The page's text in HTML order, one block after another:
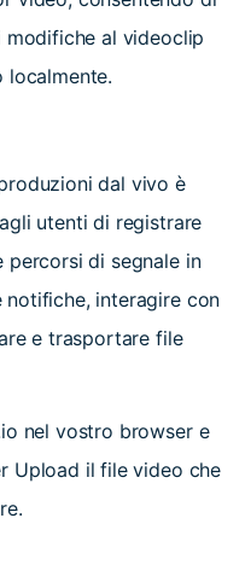
al videoclip
localmente.
dal vivo è
utenti di registrare
percorsi di segnale in
notifiche, interagire con
e trasportare file
nel vostro browser e
Upload il file video che